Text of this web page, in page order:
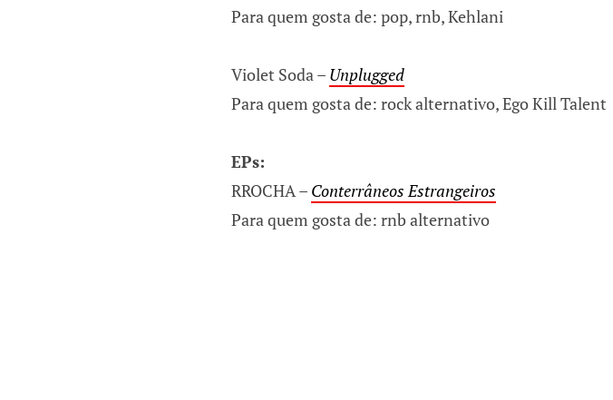
Para quem gosta de: pop, rnb, Kehlani
Violet Soda – Unplugged
Para quem gosta de: rock alternativo, Ego Kill Talent
EPs:
RROCHA – Conterrâneos Estrangeiros
Para quem gosta de: rnb alternativo